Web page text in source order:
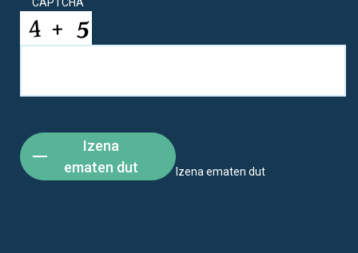
Izena
ematen dut
Izena ematen dut